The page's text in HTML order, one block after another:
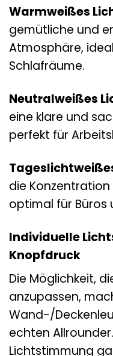
Warmweißes
gemütliche und
Atmosphäre,
Schlafräume.
Neutralweißes
eine klare und
perfekt für
die
optimal für Büros
Individuelle
Knopfdruck
Die Möglichkeit,
anzupassen,
Wand-/
echten
Lichtstimmung